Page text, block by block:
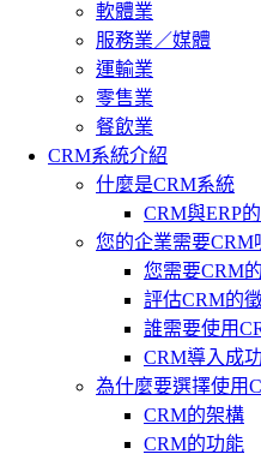
軟體業
服務業／媒體
運輸業
零售業
餐飲業
CRM系統介紹
什麼是CRM系統
CRM與ERP
您的企業需要CRM
您需要CRM
評估CRM的
誰需要使用
CRM導入成
為什麼要選擇使用
CRM的架構
CRM的功能